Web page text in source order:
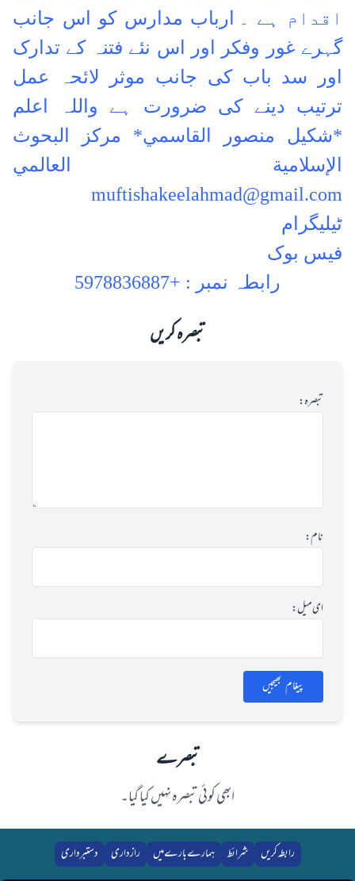
اقدام ہے ۔
ارباب مدارس کو اس جانب
گہرے غور وفکر اور اس نئے فتنہ کے تدارک
اور سد باب کی جانب موثر لائحہ عمل
ترتیب دینے کی ضرورت ہے واللہ اعلم
*شكيل منصور القاسمي* مركز البحوث
الإسلامية العالمي
muftishakeelahmad@gmail.com
ٹیلیگرام
فیس بوک
رابطہ نمبر : +5978836887
تبصرہ کریں
تبصرہ:
نام:
ای میل:
پیغام بھیجیں
تبصرے
ابھی کوئی تبصرہ نہیں کیا گیا۔
رابطہ کریں شرائط ہمارے بارے میں رازداری دستبرداری